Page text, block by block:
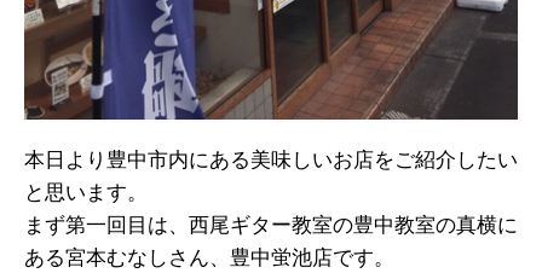
本日より豊中市内にある美味しいお店をご紹介したい
と思います。
まず第一回目は、西尾ギター教室の豊中教室の真横に
ある宮本むなしさん、豊中蛍池店です。